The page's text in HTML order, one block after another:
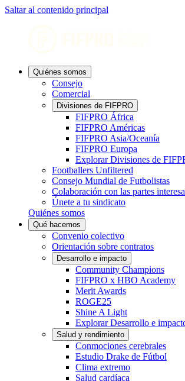
Saltar al contenido principal
Quiénes somos
Consejo
Comercial
Divisiones de FIFPRO
FIFPRO África
FIFPRO Américas
FIFPRO Asia/Oceanía
FIFPRO Europa
Explorar Divisiones de
Footballers Unfiltered
Consejo Mundial de Futbolistas
Colaboración con las partes
Únete a tu sindicato
Quiénes somos
Qué hacemos
Convenio colectivo
Orientación sobre contratos
Desarrollo e impacto
Community Champions
FIFPRO x HBO Academy
Merit Awards
ROGE25
Shine A Light
Explorar Desarrollo e
Salud y rendimiento
Conmociones cerebrales
Estudio Drake de Fútbol
Clima extremo
Salud cardíaca